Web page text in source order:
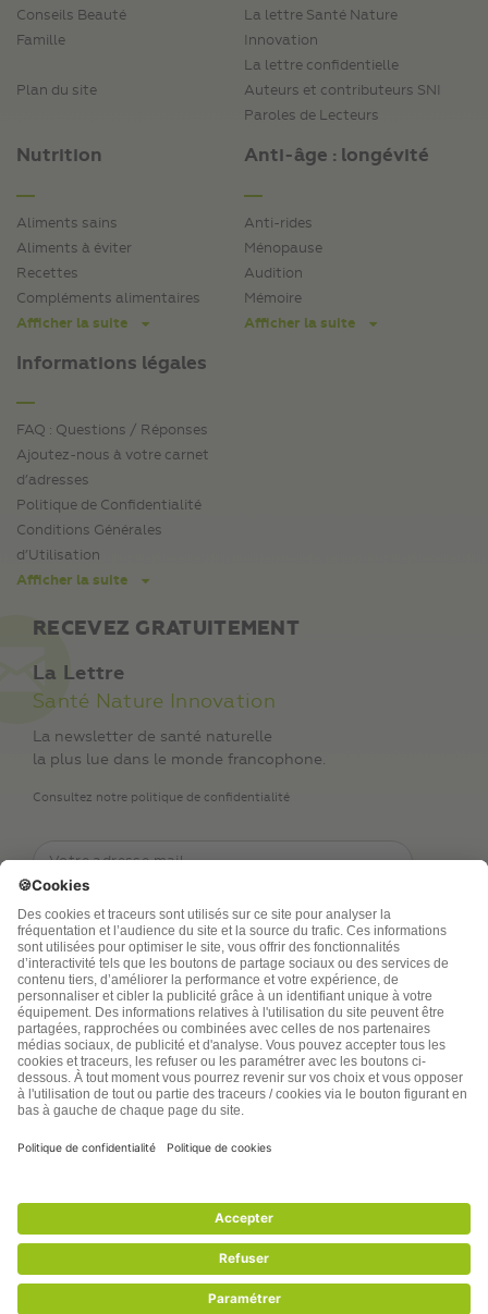
Conseils Beauté
Famille
Plan du site
La lettre Santé Nature
Innovation
La lettre confidentielle
Auteurs et contributeurs SNI
Paroles de Lecteurs
Nutrition
Aliments sains
Aliments à éviter
Recettes
Compléments alimentaires
Afficher la suite
Informations légales
FAQ : Questions / Réponses
Ajoutez-nous à votre carnet
d’adresses
Politique de Confidentialité
Conditions Générales
d’Utilisation
Afficher la suite
Anti-âge : longévité
Anti-rides
Ménopause
Audition
Mémoire
Afficher la suite
RECEVEZ GRATUITEMENT
La Lettre
Santé Nature Innovation
La newsletter de santé naturelle
la plus lue dans le monde francophone.
Consultez notre politique de confidentialité
TSA Publications SA collecte mes nom, prénom,
adresse de messagerie électronique et numéro de
téléphone afin de répondre aux demandes de
renseignements. Ce traitement est nécessaire à
l’exécution des mesures sollicitées. Pour en savoir
plus sur vos droits vous pouvez consulter notre
politique de confidentialité